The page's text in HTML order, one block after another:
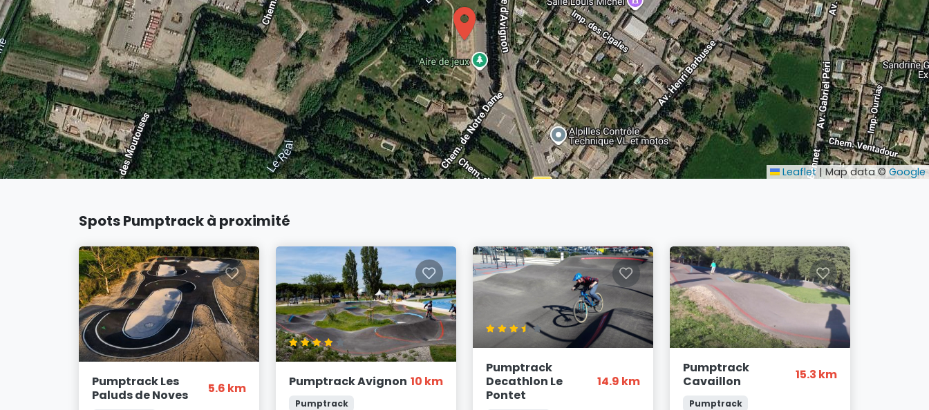
Leaflet | Map data © Google
Spots Pumptrack à proximité
Pumptrack Les
Paluds de Noves
5.6 km Pumptrack Avignon 10 km
Pumptrack
Pumptrack
Decathlon Le
Pontet
14.9 km
Pumptrack
Cavaillon
15.3 km
Pumptrack